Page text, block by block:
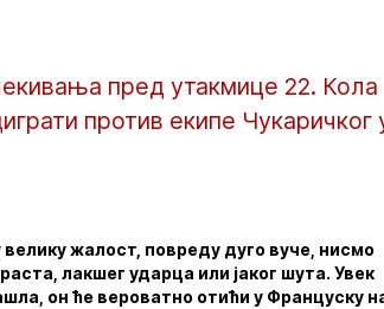
пред утакмице 22. Кола
против екипе Чукаричког
жалост, повреду дуго вуче, нисмо
лакшег ударца или јаког шута. Увек
он ће вероватно отићи у Француску